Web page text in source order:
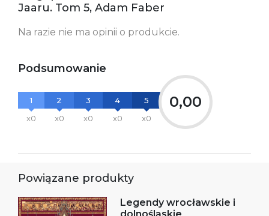
Polska
kontakt@wydajenamsie.pl
bezpieczeństwa:
Jaaru. Tom 5, Adam Faber
Na razie nie ma opinii o produkcie.
Podsumowanie
1
x0
2
x0
3
x0
4
x0
5
x0
0,00
Powiązane produkty
Legendy wrocławskie i